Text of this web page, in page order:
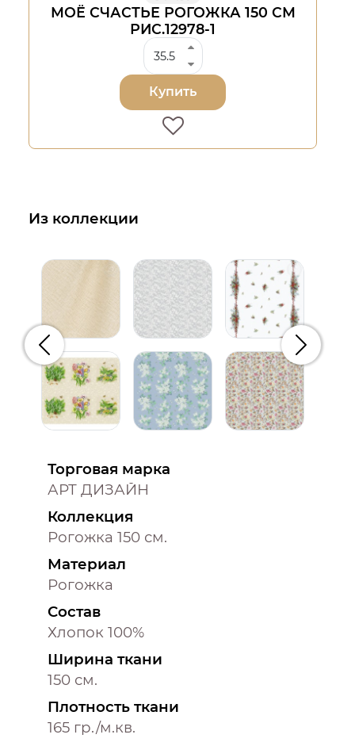
МОЁ СЧАСТЬЕ РОГОЖКА 150 СМ
РИС.12978-1
Купить
Из коллекции
Предыдущий
Торговая марка
АРТ ДИЗАЙН
Коллекция
Рогожка 150 см.
Материал
Рогожка
Состав
Хлопок 100%
Ширина ткани
150 см.
Плотность ткани
165 гр./м.кв.